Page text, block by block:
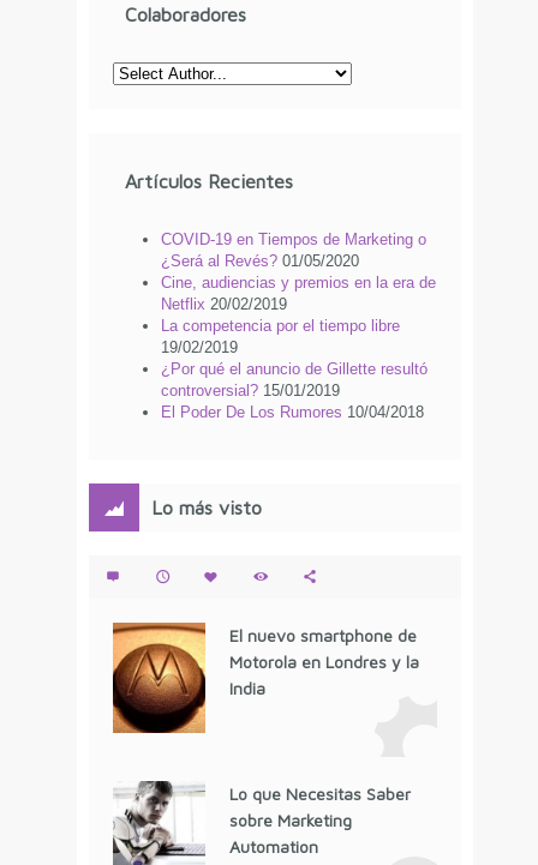
Colaboradores
Artículos Recientes
COVID-19 en Tiempos de Marketing o
¿Será al Revés? 01/05/2020
Cine, audiencias y premios en la era de
Netflix 20/02/2019
La competencia por el tiempo libre
19/02/2019
¿Por qué el anuncio de Gillette resultó
controversial? 15/01/2019
El Poder De Los Rumores 10/04/2018
Lo más visto
El nuevo smartphone de
Motorola en Londres y la
India
Lo que Necesitas Saber
sobre Marketing
Automation